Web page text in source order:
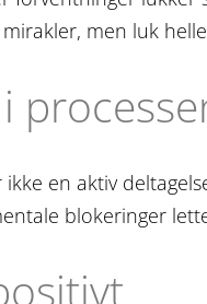
men luk
en aktiv
blokeringer